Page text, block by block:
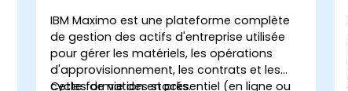
IBM Maximo est une plateforme complète
de gestion des actifs d'entreprise utilisée
pour gérer les matériels, les opérations
d'approvisionnement, les contrats et les
cycles de vie des stocks.
Cette formation en présentiel (en ligne ou